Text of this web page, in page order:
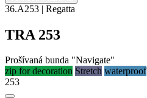
36.A253 | Regatta
TRA 253
Prošívaná bunda "Navigate"
zip for decoration Stretch waterproof
253